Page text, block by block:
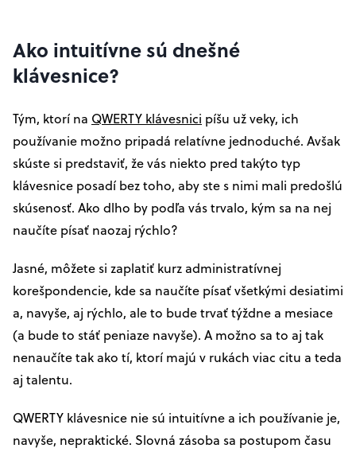
Ako intuitívne sú dnešné
klávesnice?
Tým, ktorí na QWERTY klávesnici píšu už veky, ich
používanie možno pripadá relatívne jednoduché. Avšak
skúste si predstaviť, že vás niekto pred takýto typ
klávesnice posadí bez toho, aby ste s nimi mali predošlú
skúsenosť. Ako dlho by podľa vás trvalo, kým sa na nej
naučíte písať naozaj rýchlo?
Jasné, môžete si zaplatiť kurz administratívnej
korešpondencie, kde sa naučíte písať všetkými desiatimi
a, navyše, aj rýchlo, ale to bude trvať týždne a mesiace
(a bude to stáť peniaze navyše). A možno sa to aj tak
nenaučíte tak ako tí, ktorí majú v rukách viac citu a teda
aj talentu.
QWERTY klávesnice nie sú intuitívne a ich používanie je,
navyše, nepraktické. Slovná zásoba sa postupom času